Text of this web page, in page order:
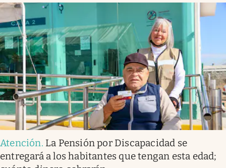
Atención. La Pensión por Discapacidad se
entregará a los habitantes que tengan esta edad;